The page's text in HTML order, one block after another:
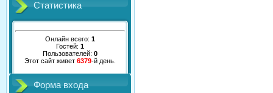
Статистика
Онлайн всего: 1
Гостей: 1
Пользователей: 0
Этот сайт живет 6379-й день.
Форма входа